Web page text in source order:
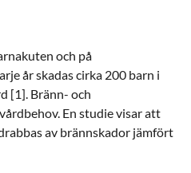
och på
år skadas cirka 200 barn i
[1]. Bränn- och
En studie visar att
av brännskador jämfört